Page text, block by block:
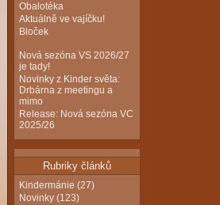
Obalotéka
Aktuálně ve vajíčku!
Bloček
Nová sezóna VS 2026/27
je tady!
Novinky z Kinder světa:
Drbárna z meetingu a
mimo
Release: Nová sezóna VC
2025/26
Rubriky článků
Kindermánie (27)
Novinky (123)